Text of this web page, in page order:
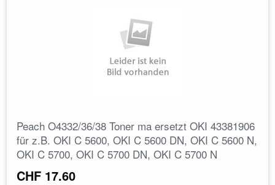
Peach O4332/36/38 Toner ma ersetzt OKI 43381906
für z.B. OKI C 5600, OKI C 5600 DN, OKI C 5600 N,
OKI C 5700, OKI C 5700 DN, OKI C 5700 N
CHF 17.60